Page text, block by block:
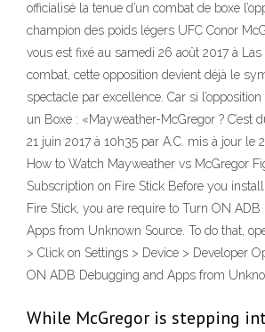
officialisé la tenue d’un combat de boxe
champion des poids légers UFC Conor
vous est fixé au samedi 26 août 2017 à Las
combat, cette opposition devient déjà le
spectacle par excellence. Car si
un Boxe : «Mayweather-McGregor ? C’est
21 juin 2017 à 10h35 par A.C. mis à jour le
How to Watch Mayweather vs McGregor
Subscription on Fire Stick Before you
Fire Stick, you are require to Turn ON ADB
Apps from Unknown Source. To do that,
> Click on Settings > Device > Developer
ON ADB Debugging and Apps from
While McGregor is stepping